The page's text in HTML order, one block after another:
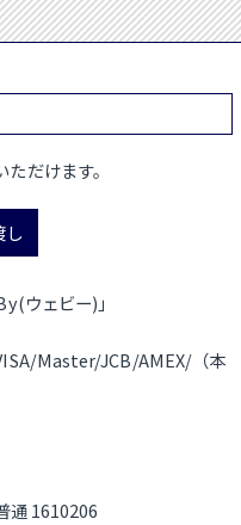
だけます。
し
ウェビー)」
Master/JCB/AMEX/（本
1610206